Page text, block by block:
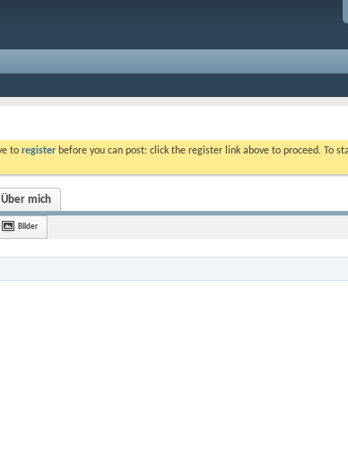
to register before you can post: click the register link above to proceed. To
Über mich
Bilder